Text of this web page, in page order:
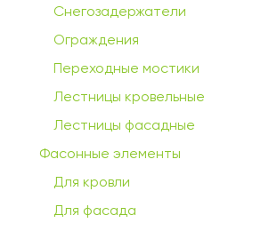
Снегозадержатели
Ограждения
Переходные мостики
Лестницы кровельные
Лестницы фасадные
Фасонные элементы
Для кровли
Для фасада